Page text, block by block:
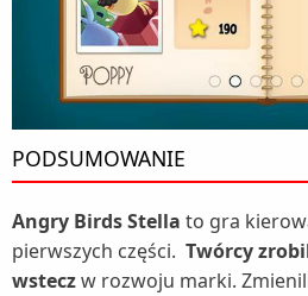
PODSUMOWANIE
Angry Birds Stella to gra
pierwszych części. Twórcy
wsteczw rozwoju marki.